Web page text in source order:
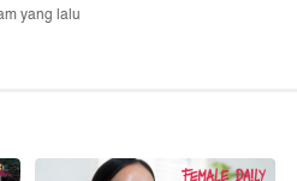
yang lalu